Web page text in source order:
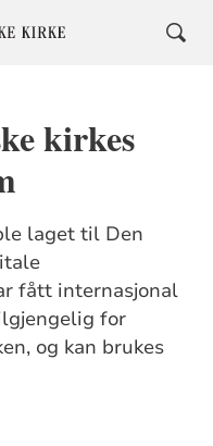
kirkes
laget til Den
fått internasjonal
for
og kan brukes